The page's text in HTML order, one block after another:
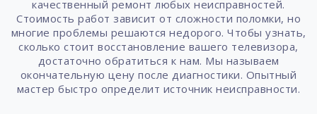
качественный ремонт любых неисправностей.
Стоимость работ зависит от сложности поломки, но
многие проблемы решаются недорого. Чтобы узнать,
сколько стоит восстановление вашего телевизора,
достаточно обратиться к нам. Мы называем
окончательную цену после диагностики. Опытный
мастер быстро определит источник неисправности.